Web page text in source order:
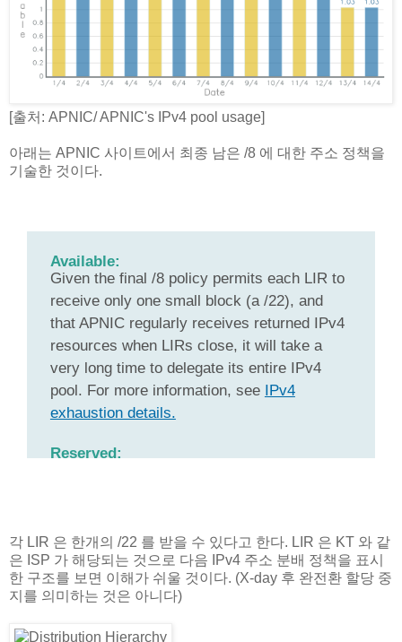
[출처: APNIC/ APNIC's IPv4 pool usage]
아래는 APNIC 사이트에서 최종 남은 /8 에 대한 주소 정책을
기술한 것이다.
Available:
Given the final /8 policy permits each LIR to
receive only one small block (a /22), and
that APNIC regularly receives returned IPv4
resources when LIRs close, it will take a
very long time to delegate its entire IPv4
pool. For more information, see IPv4
exhaustion details.
Reserved:
Delegated:
There will be no change to how delegated
addresses are managed.
각 LIR 은 한개의 /22 를 받을 수 있다고 한다. LIR 은 KT 와 같
은 ISP 가 해당되는 것으로 다음 IPv4 주소 분배 정책을 표시
한 구조를 보면 이해가 쉬울 것이다. (X-day 후 완전환 할당 중
지를 의미하는 것은 아니다)